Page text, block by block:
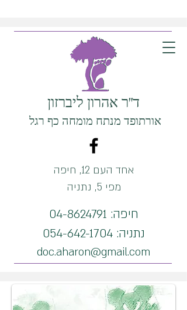
ד"ר אהרון ליברזון
אורתופד מנתח מומחה כף רגל
אחד העם 12, חיפה
מפי 5, נתניה
חיפה: 04-8624791
נתניה:054-642-1704
doc.aharon@gmail.com